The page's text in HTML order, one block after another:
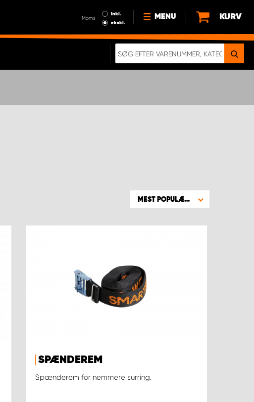
Moms
Inkl.
ekskl.
MENU
HVORFOR VÆLGE WORK
KURV
MEST POPULÆRE
SPÆNDEREM
Spænderem for nemmere surring.